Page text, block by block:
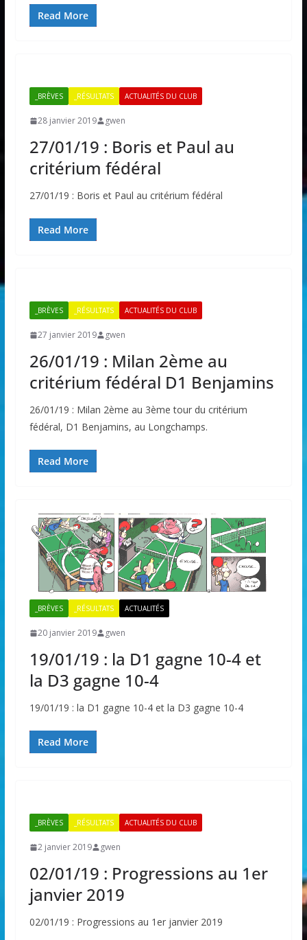
Read More
_BRÈVES _RÉSULTATS ACTUALITÉS DU CLUB
28 janvier 2019 gwen
27/01/19 : Boris et Paul au
critérium fédéral
27/01/19 : Boris et Paul au critérium fédéral
Read More
_BRÈVES _RÉSULTATS ACTUALITÉS DU CLUB
27 janvier 2019 gwen
26/01/19 : Milan 2ème au
critérium fédéral D1 Benjamins
26/01/19 : Milan 2ème au 3ème tour du critérium
fédéral, D1 Benjamins, au Longchamps.
Read More
_BRÈVES _RÉSULTATS ACTUALITÉS
20 janvier 2019 gwen
19/01/19 : la D1 gagne 10-4 et
la D3 gagne 10-4
19/01/19 : la D1 gagne 10-4 et la D3 gagne 10-4
Read More
_BRÈVES _RÉSULTATS ACTUALITÉS DU CLUB
2 janvier 2019 gwen
02/01/19 : Progressions au 1er
janvier 2019
02/01/19 : Progressions au 1er janvier 2019